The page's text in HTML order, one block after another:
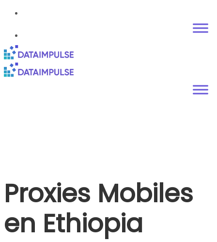
Proxies Mobiles
en Ethiopia